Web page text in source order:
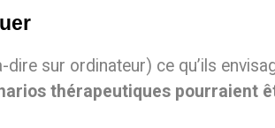
dire sur ordinateur) ce qu’ils
thérapeutiques pourraient